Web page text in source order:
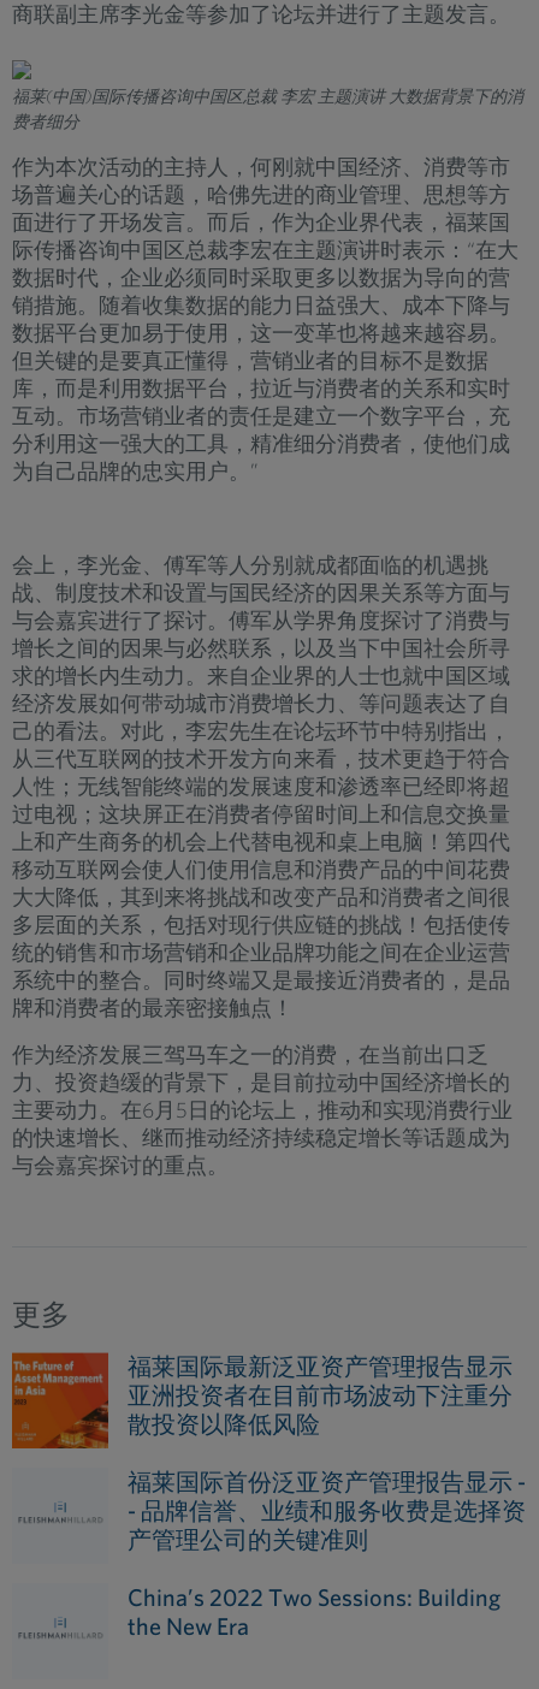
商联副主席李光金等参加了论坛并进行了主题发言。
福莱(中国)国际传播咨询中国区总裁 李宏 主题演讲 大数据背景下的消
费者细分
作为本次活动的主持人，何刚就中国经济、消费等市
场普遍关心的话题，哈佛先进的商业管理、思想等方
面进行了开场发言。而后，作为企业界代表，福莱国
际传播咨询中国区总裁李宏在主题演讲时表示：“在大
数据时代，企业必须同时采取更多以数据为导向的营
销措施。随着收集数据的能力日益强大、成本下降与
数据平台更加易于使用，这一变革也将越来越容易。
但关键的是要真正懂得，营销业者的目标不是数据
库，而是利用数据平台，拉近与消费者的关系和实时
互动。市场营销业者的责任是建立一个数字平台，充
分利用这一强大的工具，精准细分消费者，使他们成
为自己品牌的忠实用户。”
会上，李光金、傅军等人分别就成都面临的机遇挑
战、制度技术和设置与国民经济的因果关系等方面与
与会嘉宾进行了探讨。傅军从学界角度探讨了消费与
增长之间的因果与必然联系，以及当下中国社会所寻
求的增长内生动力。来自企业界的人士也就中国区域
经济发展如何带动城市消费增长力、等问题表达了自
己的看法。对此，李宏先生在论坛环节中特别指出，
从三代互联网的技术开发方向来看，技术更趋于符合
人性；无线智能终端的发展速度和渗透率已经即将超
过电视；这块屏正在消费者停留时间上和信息交换量
上和产生商务的机会上代替电视和桌上电脑！第四代
移动互联网会使人们使用信息和消费产品的中间花费
大大降低，其到来将挑战和改变产品和消费者之间很
多层面的关系，包括对现行供应链的挑战！包括使传
统的销售和市场营销和企业品牌功能之间在企业运营
系统中的整合。同时终端又是最接近消费者的，是品
牌和消费者的最亲密接触点！
作为经济发展三驾马车之一的消费，在当前出口乏
力、投资趋缓的背景下，是目前拉动中国经济增长的
主要动力。在6月5日的论坛上，推动和实现消费行业
的快速增长、继而推动经济持续稳定增长等话题成为
与会嘉宾探讨的重点。
更多
福莱国际最新泛亚资产管理报告显示
亚洲投资者在目前市场波动下注重分
散投资以降低风险
福莱国际首份泛亚资产管理报告显示 -
- 品牌信誉、业绩和服务收费是选择资
产管理公司的关键准则
China’s 2022 Two Sessions: Building
the New Era